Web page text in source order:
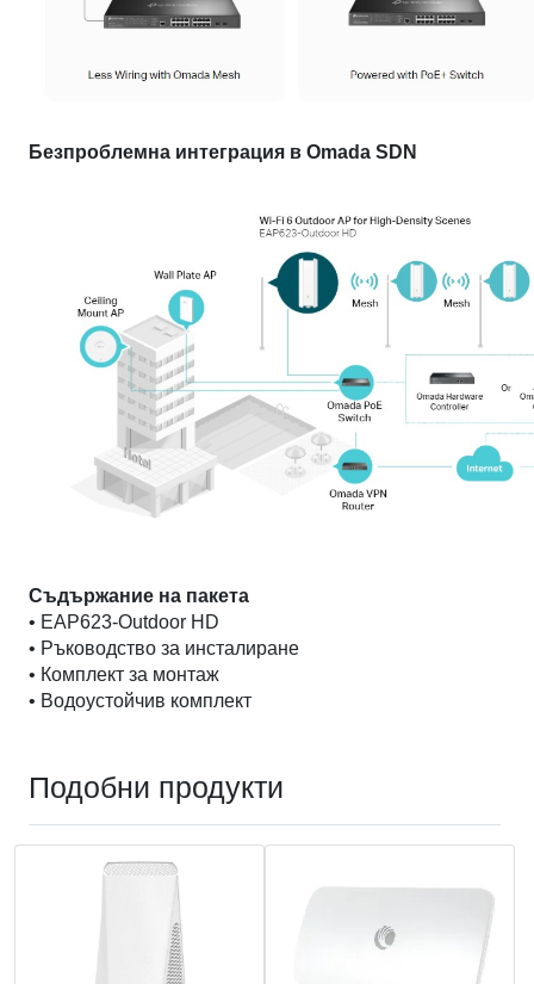
Безпроблемна интеграция в Omada SDN
Съдържание на пакета
• EAP623-Outdoor HD
• Ръководство за инсталиране
• Комплект за монтаж
• Водоустойчив комплект
Подобни продукти